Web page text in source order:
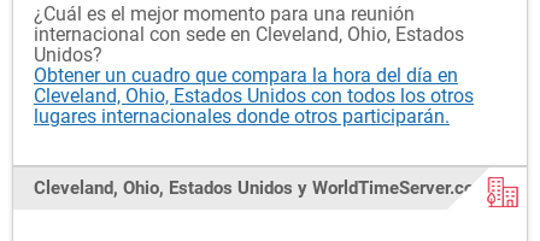
¿Cuál es el mejor momento para una reunión
internacional con sede en Cleveland, Ohio, Estados
Unidos?
Obtener un cuadro que compara la hora del día en
Cleveland, Ohio, Estados Unidos con todos los otros
lugares internacionales donde otros participarán.
Cleveland, Ohio, Estados Unidos y WorldTimeServer.com